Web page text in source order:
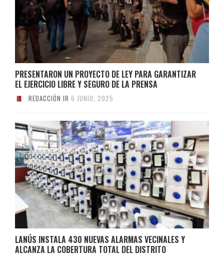
PRESENTARON UN PROYECTO DE LEY PARA GARANTIZAR
EL EJERCICIO LIBRE Y SEGURO DE LA PRENSA
REDACCIÓN IR 6 JUNIO, 2025
LANÚS INSTALA 430 NUEVAS ALARMAS VECINALES Y
ALCANZA LA COBERTURA TOTAL DEL DISTRITO